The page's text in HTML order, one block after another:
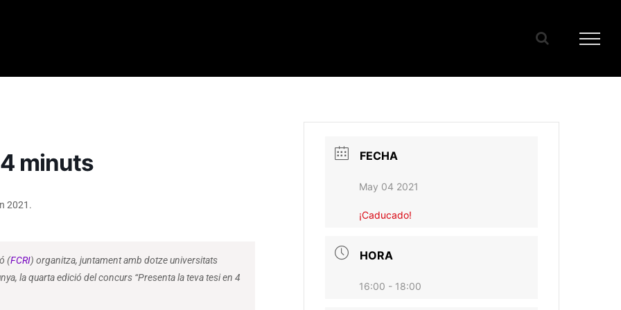
minuts
2021.
(FCRI) organitza, juntament amb dotze universitats
la quarta edició del concurs “Presenta la teva tesi en 4
FECHA
May 04 2021
¡Caducado!
HORA
16:00 - 18:00